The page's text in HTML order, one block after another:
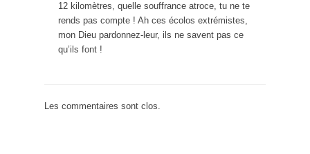
12 kilomètres, quelle souffrance atroce, tu ne te
rends pas compte ! Ah ces écolos extrémistes,
mon Dieu pardonnez-leur, ils ne savent pas ce
qu’ils font !
Les commentaires sont clos.